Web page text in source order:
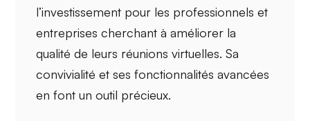
l’investissement pour les professionnels et
entreprises cherchant à améliorer la
qualité de leurs réunions virtuelles. Sa
convivialité et ses fonctionnalitésavancées
en font un outil précieux.